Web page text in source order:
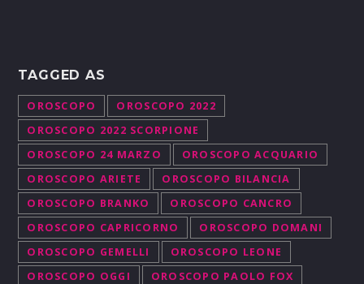
TAGGED AS
OROSCOPO
OROSCOPO 2022
OROSCOPO 2022 SCORPIONE
OROSCOPO 24 MARZO
OROSCOPO ACQUARIO
OROSCOPO ARIETE
OROSCOPO BILANCIA
OROSCOPO BRANKO
OROSCOPO CANCRO
OROSCOPO CAPRICORNO
OROSCOPO DOMANI
OROSCOPO GEMELLI
OROSCOPO LEONE
OROSCOPO OGGI
OROSCOPO PAOLO FOX